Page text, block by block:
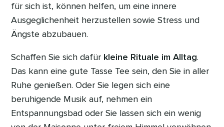
für sich ist, können helfen, um eine innere
Ausgeglichenheit herzustellen sowie Stress und
Ängste abzubauen.
Schaffen Sie sich dafür kleine Rituale im Alltag.
Das kann eine gute Tasse Tee sein, den Sie in aller
Ruhe genießen. Oder Sie legen sich eine
beruhigende Musik auf, nehmen ein
Entspannungsbad oder Sie lassen sich ein wenig